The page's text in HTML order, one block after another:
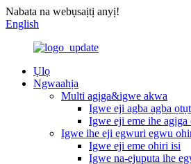
Nabata na webụsaịtị anyị!
English
Ụlọ
Ngwaahịa
Multi agịga&igwe akwa
Igwe eji agba agba
Igwe eji eme ihe agịga
Igwe ihe eji egwuri egwu
Igwe eji eme ohiri isi
Igwe na-ejuputa ihe